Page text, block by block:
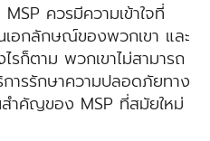
ควรมีความเข้าใจที่
เอกลักษณ์ของพวกเขา และ
ก็ตาม พวกเขาไม่สามารถ
ารรักษาความปลอดภัยทาง
สำคัญของ MSP ที่สมัยใหม่